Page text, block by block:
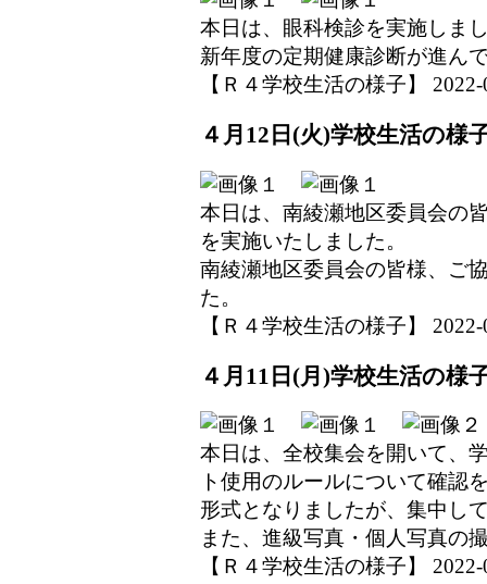
本日は、眼科検診を実施しま
新年度の定期健康診断が進ん
【Ｒ４学校生活の様子】
４月12日(火)学校生活の様
本日は、南綾瀬地区委員会の
を実施いたしました。
南綾瀬地区委員会の皆様、ご
た。
【Ｒ４学校生活の様子】
４月11日(月)学校生活の様
本日は、全校集会を開いて、
ト使用のルールについて確認
形式となりましたが、集中し
また、進級写真・個人写真の
【Ｒ４学校生活の様子】